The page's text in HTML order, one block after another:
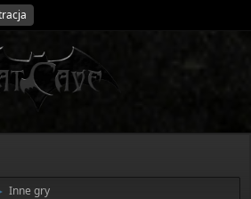
Inne gry